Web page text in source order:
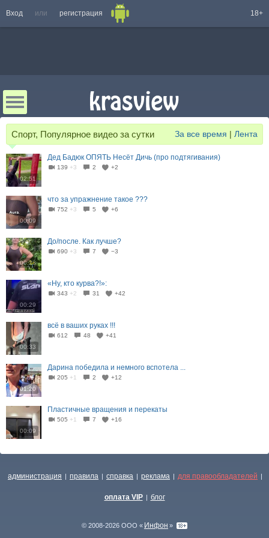
Вход или регистрация 18+
Спорт, Популярное видео за сутки За все время | Лента
02:51
Дед Бадюк ОПЯТЬ Несёт Дичь (про подтягивания)
139 +3 2 +2
00:09
что за упражнение такое ???
752 +3 5 +6
00:23
До/после. Как лучше?
690 +3 7 −3
00:29
«Ну, кто курва?!»:
343 +2 31 +42
00:33
всё в ваших руках !!!
612 48 +41
01:20
Дарина победила и немного вспотела ...
205 +1 2 +12
00:09
Пластичные вращения и перекаты
505 +1 7 +16
администрация | правила | справка | реклама | для правообладателей |
оплата VIP | блог
© 2008-2026 ООО « Инфон »